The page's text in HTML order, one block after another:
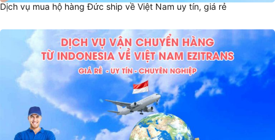
Dịch vụ mua hộ hàng Đức ship về Việt Nam uy tín, giá rẻ